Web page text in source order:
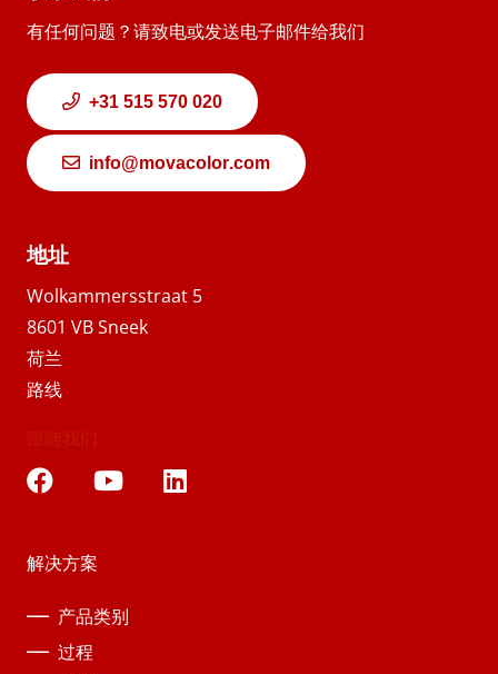
有任何问题？请致电或发送电子邮件给我们
+31 515 570 020
info@movacolor.com
地址
Wolkammersstraat 5
8601 VB Sneek
荷兰
路线
跟随我们
解决方案
产品类别
过程